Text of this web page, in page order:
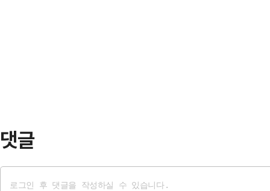
댓글